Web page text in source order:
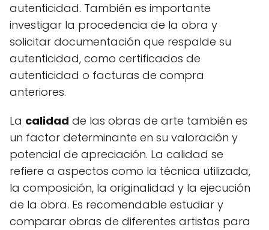
autenticidad. También es importante
investigar la procedencia de la obra y
solicitar documentación que respalde su
autenticidad, como certificados de
autenticidad o facturas de compra
anteriores.
La calidad de las obras de arte también es
un factor determinante en su valoración y
potencial de apreciación. La calidad se
refiere a aspectos como la técnica utilizada,
la composición, la originalidad y la ejecución
de la obra. Es recomendable estudiar y
comparar obras de diferentes artistas para